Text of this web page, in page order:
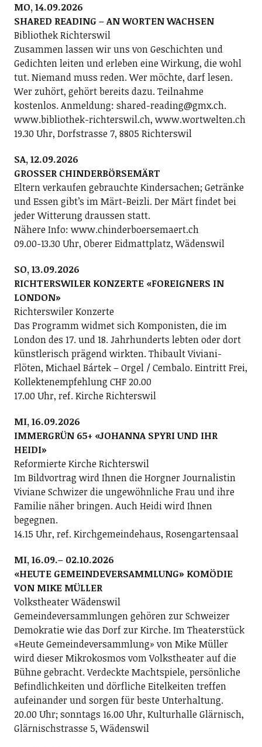
MO, 14.09.2026
SHARED READING – AN WORTEN WACHSEN
Bibliothek Richterswil
Zusammen lassen wir uns von Geschichten und
Gedichten leiten und erleben eine Wirkung, die wohl
tut. Niemand muss reden. Wer möchte, darf lesen.
Wer zuhört, gehört bereits dazu. Teilnahme
kostenlos. Anmeldung: shared-reading@gmx.ch.
www.bibliothek-richterswil.ch, www.wortwelten.ch
19.30 Uhr, Dorfstrasse 7, 8805 Richterswil
SA, 12.09.2026
GROSSER CHINDERBÖRSEMÄRT
Eltern verkaufen gebrauchte Kindersachen; Getränke
und Essen gibt’s im Märt-Beizli. Der Märt findet bei
jeder Witterung draussen statt.
Nähere Info: www.chinderboersemaert.ch
09.00-13.30 Uhr, Oberer Eidmattplatz, Wädenswil
SO, 13.09.2026
RICHTERSWILER KONZERTE «FOREIGNERS IN
LONDON»
Richterswiler Konzerte
Das Programm widmet sich Komponisten, die im
London des 17. und 18. Jahrhunderts lebten oder dort
künstlerisch prägend wirkten. Thibault Viviani-
Flöten, Michael Bártek – Orgel / Cembalo. Eintritt Frei,
Kollektenempfehlung CHF 20.00
17.00 Uhr, ref. Kirche Richterswil
MI, 16.09.2026
IMMERGRÜN 65+ «JOHANNA SPYRI UND IHR
HEIDI»
Reformierte Kirche Richterswil
Im Bildvortrag wird Ihnen die Horgner Journalistin
Viviane Schwizer die ungewöhnliche Frau und ihre
Familie näher bringen. Auch Heidi wird Ihnen
begegnen.
14.15 Uhr, ref. Kirchgemeindehaus, Rosengartensaal
MI, 16.09.– 02.10.2026
«HEUTE GEMEINDEVERSAMMLUNG» KOMÖDIE
VON MIKE MÜLLER
Volkstheater Wädenswil
Gemeindeversammlungen gehören zur Schweizer
Demokratie wie das Dorf zur Kirche. Im Theaterstück
«Heute Gemeindeversammlung» von Mike Müller
wird dieser Mikrokosmos vom Volkstheater auf die
Bühne gebracht. Verdeckte Machtspiele, persönliche
Befindlichkeiten und dörfliche Eitelkeiten treffen
aufeinander und sorgen für beste Unterhaltung.
20.00 Uhr; sonntags 16.00 Uhr, Kulturhalle Glärnisch,
Glärnischstrasse 5, Wädenswil